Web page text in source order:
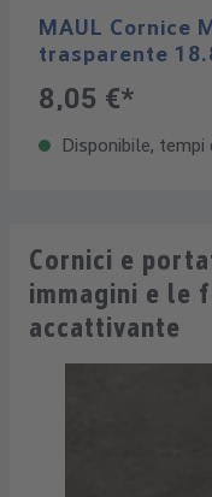
MAUL Cornice
trasparente
8,05 €*
Disponibile,
Cornici e
immagini e le
accattivante